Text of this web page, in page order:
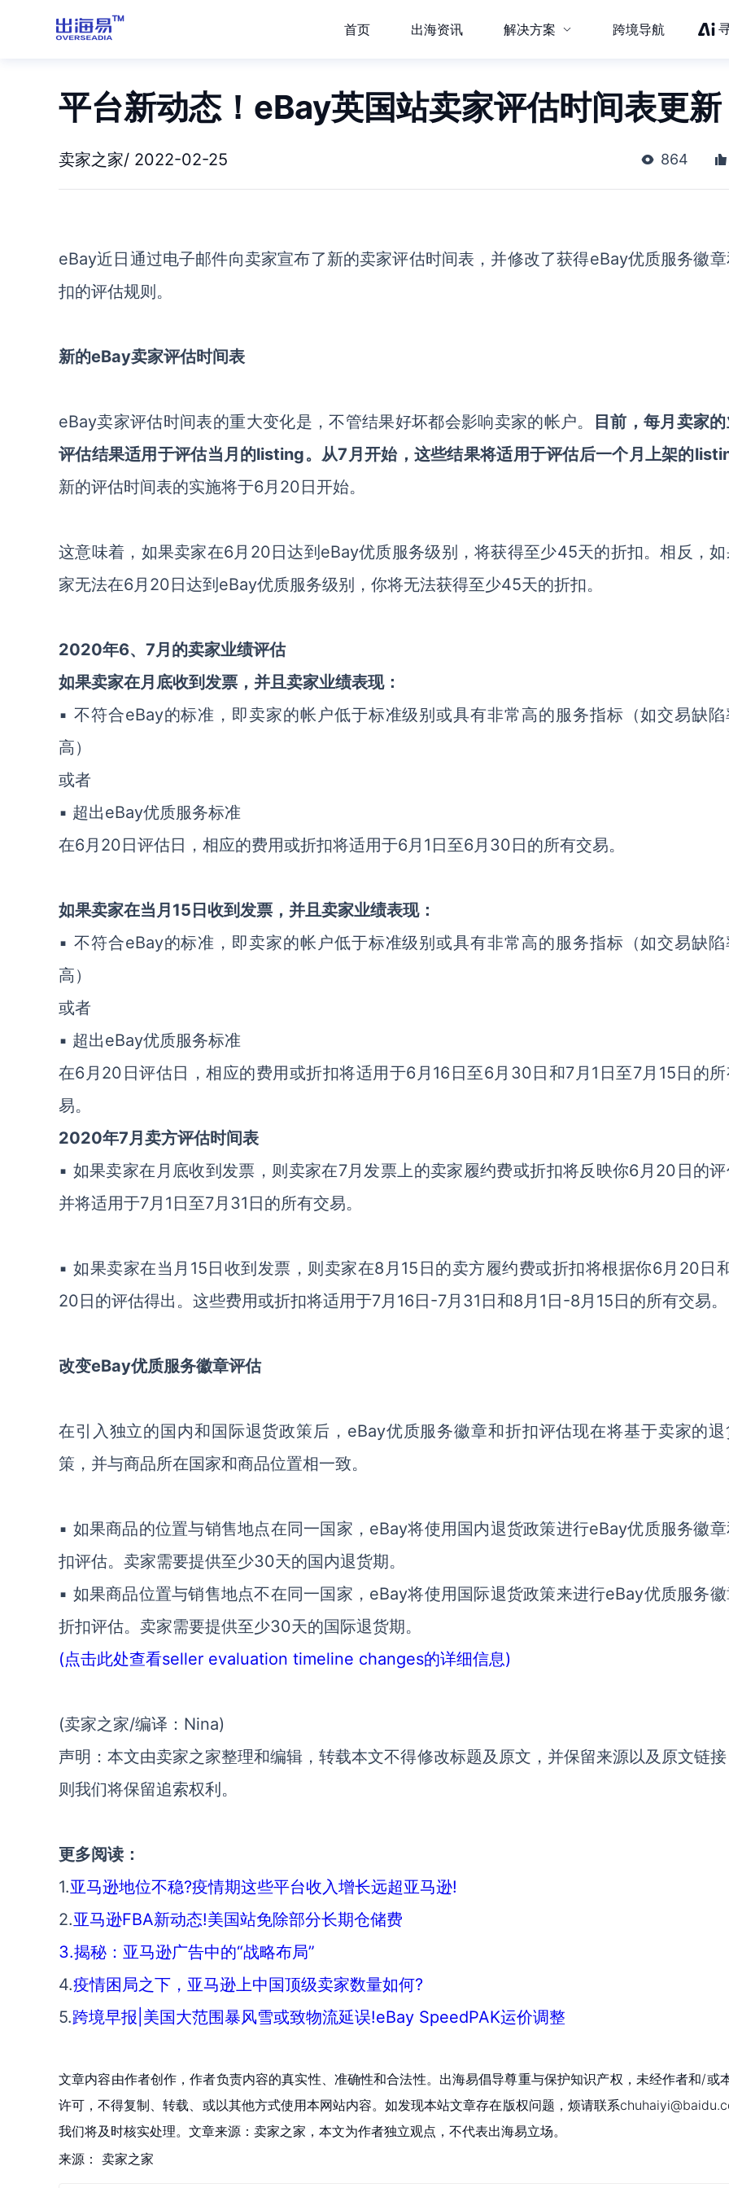
首页 出海资讯 解决方案 跨境导航
平台新动态！eBay英国站卖家评估时间表更新
卖家之家/ 2022-02-25 864
eBay近日通过电子邮件向卖家宣布了新的卖家评估时间表，并修改了获得eBay优质服务徽
扣的评估规则。
新的eBay卖家评估时间表
eBay卖家评估时间表的重大变化是，不管结果好坏都会影响卖家的帐户。
目前，每月卖家
评估结果适用于评估当月的listing。从7月开始，这些结果将适用于评估后一个月上架的
新的评估时间表的实施将于6月20日开始。
这意味着，如果卖家在6月20日达到eBay优质服务级别，将获得至少45天的折扣。相反，
家无法在6月20日达到eBay优质服务级别，你将无法获得至少45天的折扣。
2020年6、7月的卖家业绩评估
如果卖家在月底收到发票，并且卖家业绩表现：
▪ 不符合eBay的标准，即卖家的帐户低于标准级别或具有非常高的服务指标（如交易缺陷
高）
或者
▪ 超出eBay优质服务标准
在6月20日评估日，相应的费用或折扣将适用于6月1日至6月30日的所有交易。
如果卖家在当月15日收到发票，并且卖家业绩表现：
▪ 不符合eBay的标准，即卖家的帐户低于标准级别或具有非常高的服务指标（如交易缺陷
高）
或者
▪ 超出eBay优质服务标准
在6月20日评估日，相应的费用或折扣将适用于6月16日至6月30日和7月1日至7月15日的所
易。
2020年7月卖方评估时间表
▪ 如果卖家在月底收到发票，则卖家在7月发票上的卖家履约费或折扣将反映你6月20日的评
并将适用于7月1日至7月31日的所有交易。
▪ 如果卖家在当月15日收到发票，则卖家在8月15日的卖方履约费或折扣将根据你6月20日
20日的评估得出。这些费用或折扣将适用于7月16日-7月31日和8月1日-8月15日的所有交易。
改变eBay优质服务徽章评估
在引入独立的国内和国际退货政策后，eBay优质服务徽章和折扣评估现在将基于卖家的退
策，并与商品所在国家和商品位置相一致。
▪ 如果商品的位置与销售地点在同一国家，eBay将使用国内退货政策进行eBay优质服务徽
扣评估。卖家需要提供至少30天的国内退货期。
▪ 如果商品位置与销售地点不在同一国家，eBay将使用国际退货政策来进行eBay优质服务
折扣评估。卖家需要提供至少30天的国际退货期。
(点击此处查看seller evaluation timeline changes的详细信息)
(卖家之家/编译：Nina)
声明：本文由卖家之家整理和编辑，转载本文不得修改标题及原文，并保留来源以及原文链
则我们将保留追索权利。
更多阅读：
1.亚马逊地位不稳?疫情期这些平台收入增长远超亚马逊!
2.亚马逊FBA新动态!美国站免除部分长期仓储费
3.揭秘：亚马逊广告中的“战略布局”
4.疫情困局之下，亚马逊上中国顶级卖家数量如何?
5.跨境早报|美国大范围暴风雪或致物流延误!eBay SpeedPAK运价调整
文章内容由作者创作，作者负责内容的真实性、准确性和合法性。出海易倡导尊重与保护知识产权，未经作者和/或
许可，不得复制、转载、或以其他方式使用本网站内容。如发现本站文章存在版权问题，烦请联系
我们将及时核实处理。文章来源：卖家之家，本文为作者独立观点，不代表出海易立场。
来源： 卖家之家